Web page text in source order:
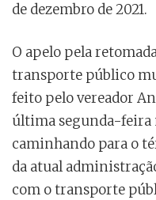
de dezembro de 2021.
O apelo pela
transporte público
feito pelo vereador
última segunda-feira
caminhando para o
da atual
com o transporte